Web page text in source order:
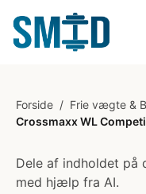
Forside / Frie vægte &
Crossmaxx WL
Dele af indholdet på
med hjælp fra AI.